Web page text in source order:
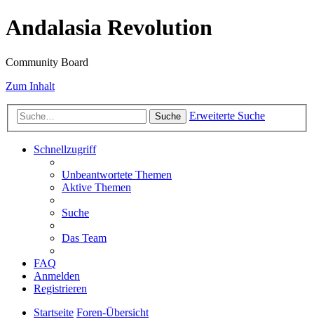
Andalasia Revolution
Community Board
Zum Inhalt
Suche Erweiterte Suche
Schnellzugriff
Unbeantwortete Themen
Aktive Themen
Suche
Das Team
FAQ
Anmelden
Registrieren
Startseite Foren-Übersicht